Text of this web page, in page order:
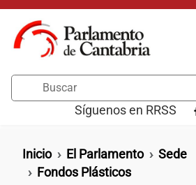
Pasar al contenido principal
Síguenos en RRSS
Ruta de navegación
Inicio El Parlamento
Sede
Fondos Plásticos